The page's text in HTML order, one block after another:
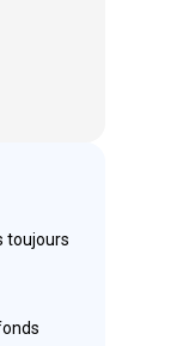
toujours